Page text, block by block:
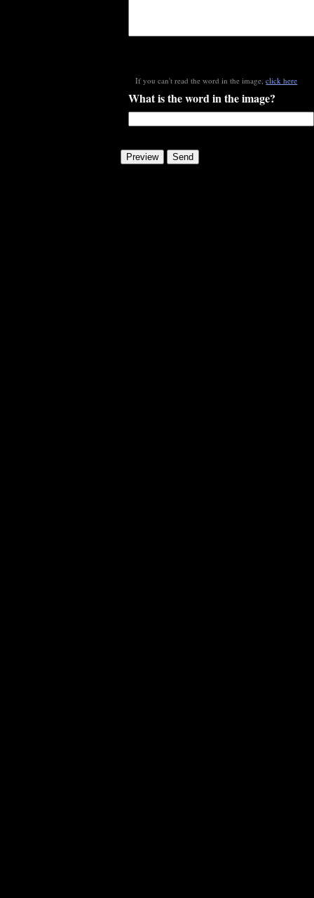
If you can't read the word in the image,click here
What is the word in the image?